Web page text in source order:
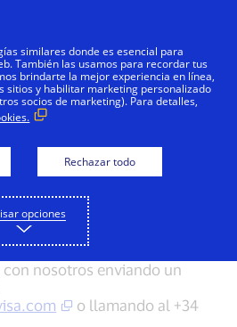
frecuentes
"Click to
comercios
respuesta a tus
"Click to Pay".
pregunta? No dudes en
nosotros enviando un
o llamando al +34
similares donde es esencial para
También las usamos para recordar tus
brindarte la mejor experiencia en línea,
sitios y habilitar marketing personalizado
socios de marketing). Para detalles,
Rechazar todo
opciones